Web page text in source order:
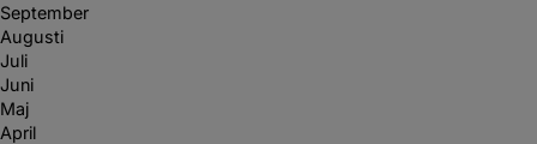
September
Augusti
Juli
Juni
Maj
April